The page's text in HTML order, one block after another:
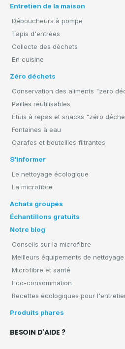
Entretien de la maison
Déboucheurs à pompe
Tapis d'entrées
Collecte des déchets
En cuisine
Zéro déchets
Conservation des aliments "zéro
Pailles réutilisables
Étuis à repas et snacks "zéro
Fontaines à eau
Carafes et bouteilles filtrantes
S'informer
Le nettoyage écologique
La microfibre
Achats groupés
Échantillons gratuits
Notre blog
Conseils sur la microfibre
Meilleurs équipements de nettoyage
Microfibre et santé
Éco-consommation
Recettes écologiques pour
Produits phares
BESOIN D'AIDE ?